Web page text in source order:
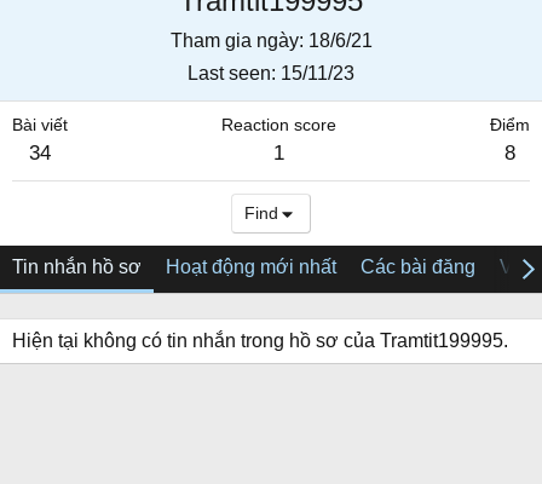
Tham gia ngày 18/6/21
Last seen 15/11/23
Bài viết
34
Reaction score
1
Điểm
8
Find
Tin nhắn hồ sơ Hoạt động mới nhất Các bài đăng Về
Hiện tại không có tin nhắn trong hồ sơ của Tramtit199995.